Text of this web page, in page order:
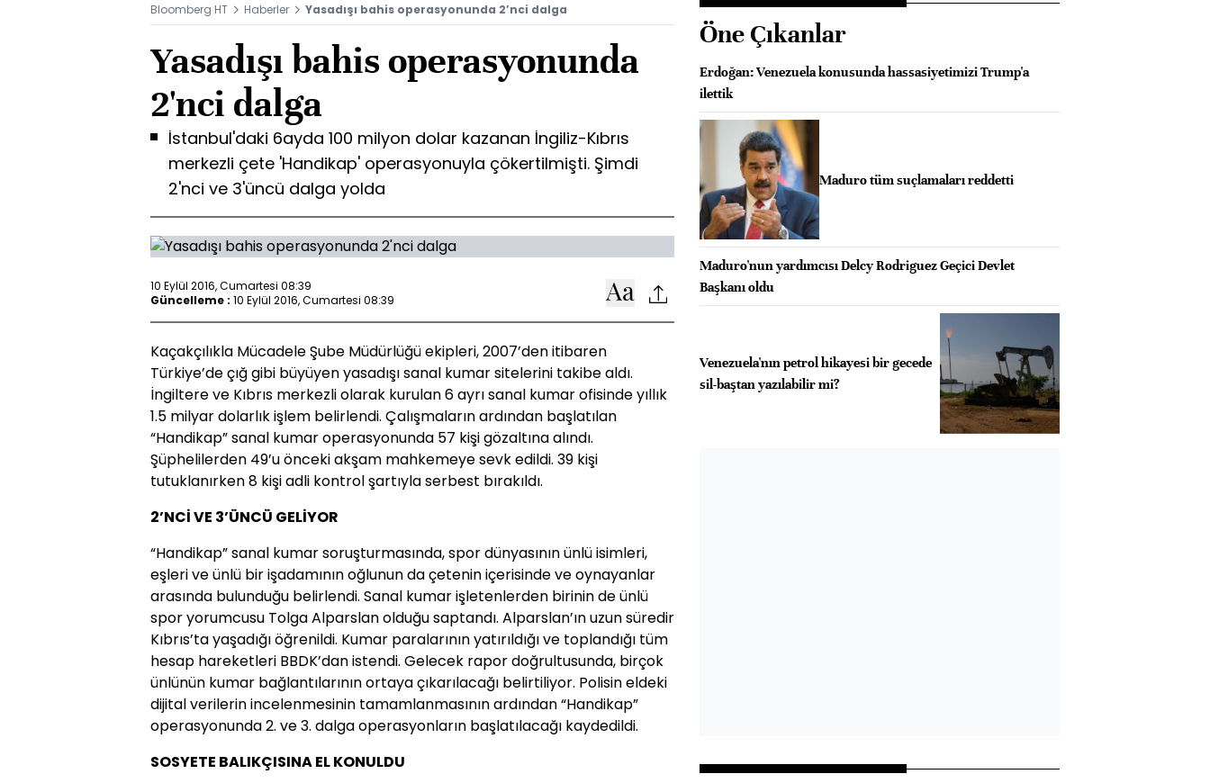
Bloomberg HT Haberler Yasadışı bahis operasyonunda 2’nci dalga
Yasadışı bahis operasyonunda
2'nci dalga
İstanbul'daki 6ayda 100 milyon dolar kazanan İngiliz-Kıbrıs
merkezli çete 'Handikap' operasyonuyla çökertilmişti. Şimdi
2'nci ve 3'üncü dalga yolda
10 Eylül 2016, Cumartesi 08:39
Güncelleme : 10 Eylül 2016, Cumartesi 08:39
Kaçakçılıkla Mücadele Şube Müdürlüğü ekipleri, 2007’den itibaren
Türkiye’de çığ gibi büyüyen yasadışı sanal kumar sitelerini takibe aldı.
İngiltere ve Kıbrıs merkezli olarak kurulan 6 ayrı sanal kumar ofisinde yıllık
1.5 milyar dolarlık işlem belirlendi. Çalışmaların ardından başlatılan
“Handikap” sanal kumar operasyonunda 57 kişi gözaltına alındı.
Şüphelilerden 49’u önceki akşam mahkemeye sevk edildi. 39 kişi
tutuklanırken 8 kişi adli kontrol şartıyla serbest bırakıldı.
2’NCİ VE 3’ÜNCÜ GELİYOR
“Handikap” sanal kumar soruşturmasında, spor dünyasının ünlü isimleri,
eşleri ve ünlü bir işadamının oğlunun da çetenin içerisinde ve oynayanlar
arasında bulunduğu belirlendi. Sanal kumar işletenlerden birinin de ünlü
spor yorumcusu Tolga Alparslan olduğu saptandı. Alparslan’ın uzun süredir
Kıbrıs’ta yaşadığı öğrenildi. Kumar paralarının yatırıldığı ve toplandığı tüm
hesap hareketleri BBDK’dan istendi. Gelecek rapor doğrultusunda, birçok
ünlünün kumar bağlantılarının ortaya çıkarılacağı belirtiliyor. Polisin eldeki
dijital verilerin incelenmesinin tamamlanmasının ardından “Handikap”
operasyonunda 2. ve 3. dalga operasyonların başlatılacağı kaydedildi.
SOSYETE BALIKÇISINA EL KONULDU
Öne Çıkanlar
Erdoğan: Venezuela konusunda hassasiyetimizi Trump'a
ilettik
Maduro tüm suçlamaları reddetti
Maduro'nun yardımcısı Delcy Rodriguez Geçici Devlet
Başkanı oldu
Venezuela'nın petrol hikayesi bir gecede
sil-baştan yazılabilir mi?